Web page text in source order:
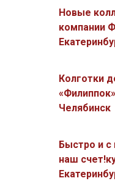
Новые
компании
Колготки
Челябинск
Быстро и
наш